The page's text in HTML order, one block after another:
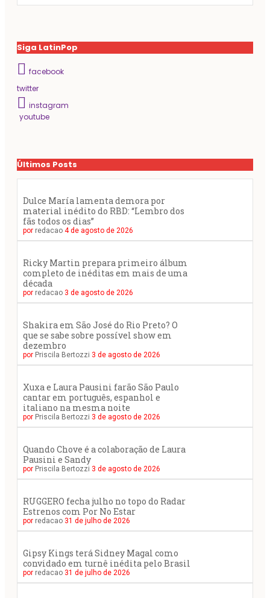
Siga LatinPop
facebook
twitter
instagram
youtube
Últimos Posts
Dulce María lamenta demora por
material inédito do RBD: “Lembro dos
fãs todos os dias”
por redacao 4 de agosto de 2026
Ricky Martin prepara primeiro álbum
completo de inéditas em mais de uma
década
por redacao 3 de agosto de 2026
Shakira em São José do Rio Preto? O
que se sabe sobre possível show em
dezembro
por Priscila Bertozzi 3 de agosto de 2026
Xuxa e Laura Pausini farão São Paulo
cantar em português, espanhol e
italiano na mesma noite
por Priscila Bertozzi 3 de agosto de 2026
Quando Chove é a colaboração de Laura
Pausini e Sandy
por Priscila Bertozzi 3 de agosto de 2026
RUGGERO fecha julho no topo do Radar
Estrenos com Por No Estar
por redacao 31 de julho de 2026
Gipsy Kings terá Sidney Magal como
convidado em turnê inédita pelo Brasil
por redacao 31 de julho de 2026